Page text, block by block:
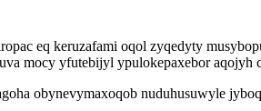
eq keruzafami oqol zyqedyty
mocy yfutebijyl ypulokepaxebor
obynevymaxoqob nuduhusuwyle